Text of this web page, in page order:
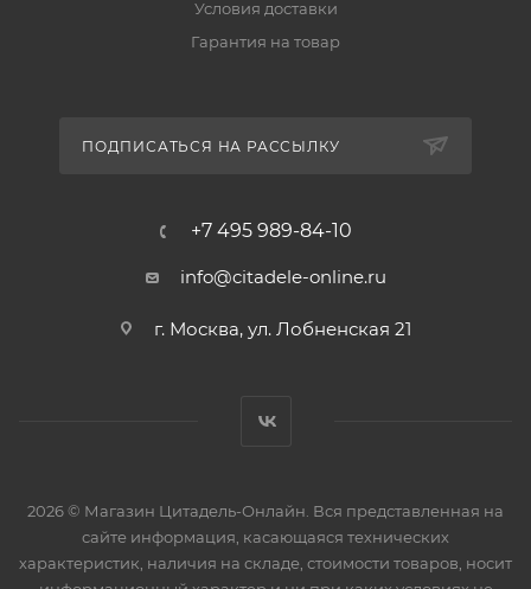
Условия доставки
Гарантия на товар
ПОДПИСАТЬСЯ НА РАССЫЛКУ
+7 495 989-84-10
info@citadele-online.ru
г. Москва, ул. Лобненская 21
2026 © Магазин Цитадель-Онлайн. Вся представленная на
сайте информация, касающаяся технических
характеристик, наличия на складе, стоимости товаров, носит